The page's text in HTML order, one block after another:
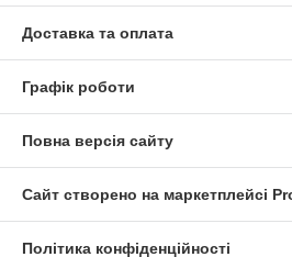
Доставка та оплата
Графік роботи
Повна версія сайту
Сайт створено на маркетплейсі
Політика конфіденційності